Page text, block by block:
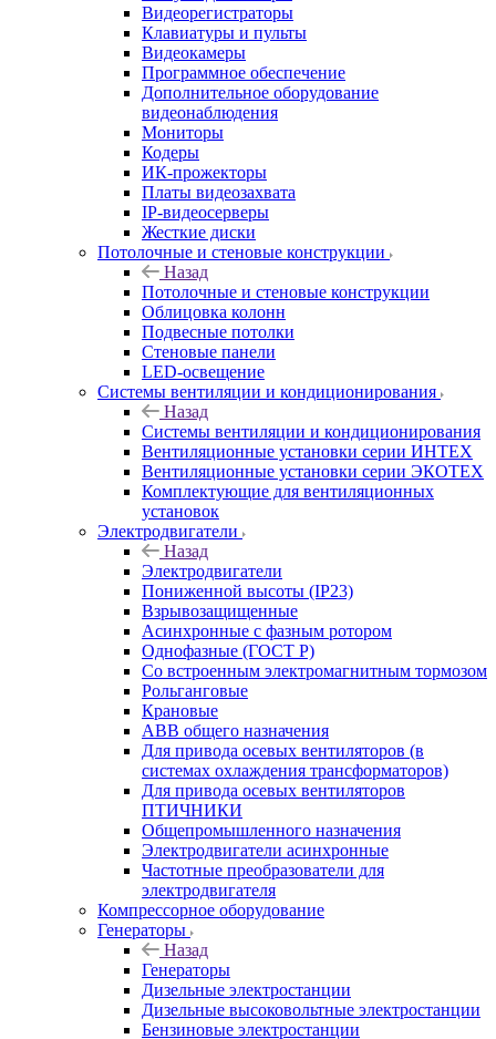
Видеорегистраторы
Клавиатуры и пульты
Видеокамеры
Программное обеспечение
Дополнительное оборудование
видеонаблюдения
Мониторы
Кодеры
ИК-прожекторы
Платы видеозахвата
IP-видеосерверы
Жесткие диски
Потолочные и стеновые конструкции
Назад
Потолочные и стеновые конструкции
Облицовка колонн
Подвесные потолки
Стеновые панели
LED-освещение
Системы вентиляции и кондиционирования
Назад
Системы вентиляции и кондиционирования
Вентиляционные установки серии ИНТЕХ
Вентиляционные установки серии ЭКОТЕХ
Комплектующие для вентиляционных
установок
Электродвигатели
Назад
Электродвигатели
Пониженной высоты (IP23)
Взрывозащищенные
Асинхронные с фазным ротором
Однофазные (ГОСТ Р)
Со встроенным электромагнитным тормозом
Рольганговые
Крановые
АВВ общего назначения
Для привода осевых вентиляторов (в
системах охлаждения трансформаторов)
Для привода осевых вентиляторов
ПТИЧНИКИ
Общепромышленного назначения
Электродвигатели асинхронные
Частотные преобразователи для
электродвигателя
Компрессорное оборудование
Генераторы
Назад
Генераторы
Дизельные электростанции
Дизельные высоковольтные электростанции
Бензиновые электростанции